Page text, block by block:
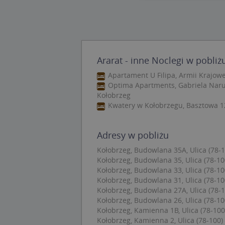
Ararat - inne Noclegi w
Apartament U Filipa, Armii
Optima Apartments, Gabriela
Kołobrzeg
Kwatery w Kołobrzegu, Basztowa
Adresy w pobliżu
Kołobrzeg, Budowlana 35A, Ulica (78-
Kołobrzeg, Budowlana 35, Ulica (78-
Kołobrzeg, Budowlana 33, Ulica (78-
Kołobrzeg, Budowlana 31, Ulica (78-
Kołobrzeg, Budowlana 27A, Ulica (78-
Kołobrzeg, Budowlana 26, Ulica (78-
Kołobrzeg, Kamienna 1B, Ulica (78-
Kołobrzeg, Kamienna 2, Ulica (78-100)
zarządzanie
Nazwa
APPSESSID
Nazwa
_ga_DEEKR6C5LV
Nazwa
MUID
Nazwa